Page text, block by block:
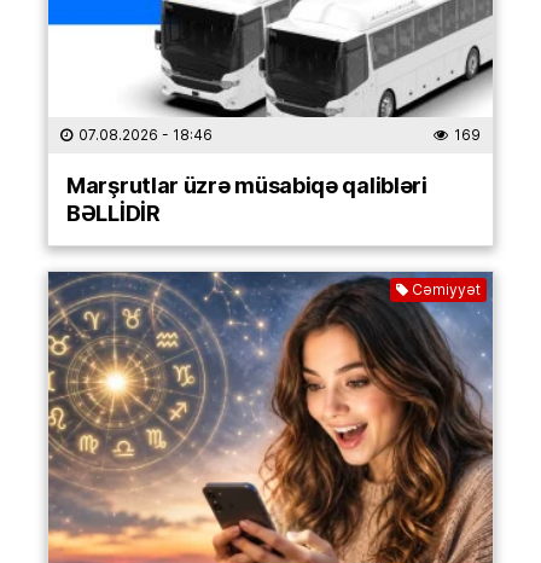
07.08.2026 - 18:46 169
Marşrutlar üzrə müsabiqə qalibləri
BƏLLİDİR
Cəmiyyət